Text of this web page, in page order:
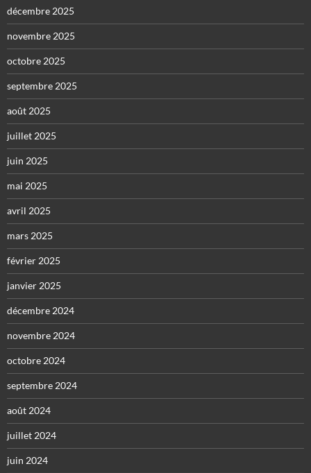
décembre 2025
novembre 2025
octobre 2025
septembre 2025
août 2025
juillet 2025
juin 2025
mai 2025
avril 2025
mars 2025
février 2025
janvier 2025
décembre 2024
novembre 2024
octobre 2024
septembre 2024
août 2024
juillet 2024
juin 2024